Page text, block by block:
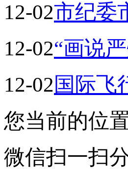
12-02市纪委
12-02“画说
12-02 国际飞
您当前的位
微信扫一扫